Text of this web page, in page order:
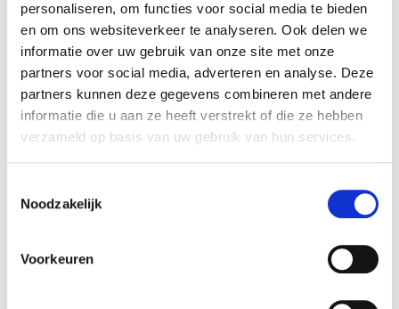
personaliseren, om functies voor social media te bieden
en om ons websiteverkeer te analyseren. Ook delen we
informatie over uw gebruik van onze site met onze
partners voor social media, adverteren en analyse. Deze
partners kunnen deze gegevens combineren met andere
informatie die u aan ze heeft verstrekt of die ze hebben
verzameld op basis van uw gebruik van hun services.
Noodzakelijk
Voorkeuren
bent en wat je kunt bieden.”
Zelfstandig
haar eigen kracht en